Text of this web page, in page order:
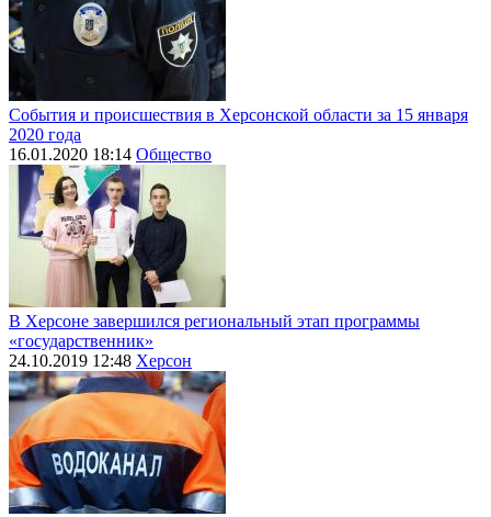
События и происшествия в Херсонской области за 15 января
2020 года
16.01.2020 18:14 Общество
В Херсоне завершился региональный этап программы
«государственник»
24.10.2019 12:48 Херсон